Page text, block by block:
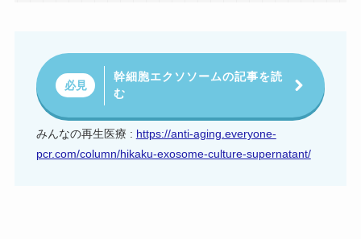
必見
幹細胞エクソソームの記事を読
む
みんなの再生医療 : https://anti-aging.everyone-
pcr.com/column/hikaku-exosome-culture-supernatant/